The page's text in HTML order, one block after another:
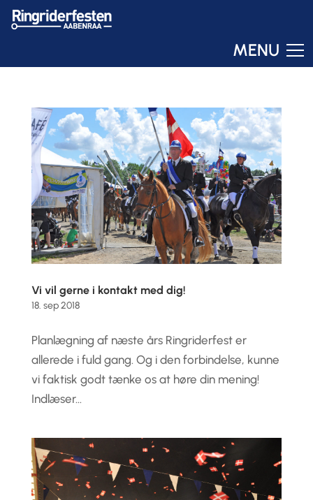
MENU
Vi vil gerne i kontakt med dig!
18. sep 2018
Planlægning af næste års Ringriderfest er
allerede i fuld gang. Og i den forbindelse, kunne
vi faktisk godt tænke os at høre din mening!
Indlæser…